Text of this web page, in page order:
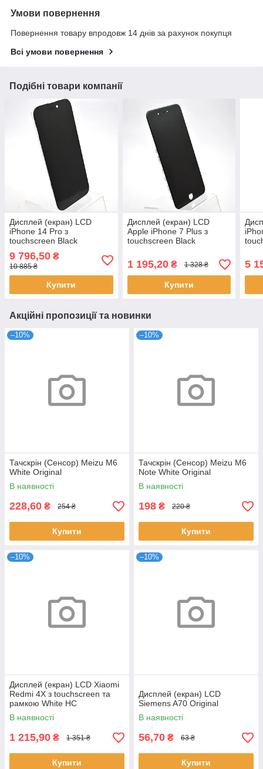
Умови повернення
Повернення товару впродовж 14 днів за рахунок покупця
Всі умови повернення
Подібні товари компанії
Дисплей (екран) LCD
iPhone 14 Pro з
touchscreen Black
9 796,50 ₴
10 885 ₴
Купити
Дисплей (екран) LCD
Apple iPhone 7 Plus з
touchscreen Black
1 195,20₴ 1 328 ₴
Купити
5
Акційні пропозиції та новинки
–10%
Тачскрін (Сенсор) Meizu M6
White Original
В наявності
228,60 ₴ 254 ₴
Купити
–10%
Тачскрін (Сенсор) Meizu M6
Note White Original
В наявності
198 ₴ 220 ₴
Купити
–10%
Дисплей (екран) LCD Xiaomi
Redmi 4X з touchscreen та
рамкою White HC
В наявності
1 215,90 ₴ 1 351 ₴
Купити
–10%
Дисплей (екран) LCD
Siemens A70 Original
В наявності
56,70 ₴ 63 ₴
Купити